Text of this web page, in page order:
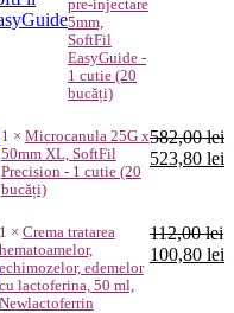
pre-injectare
5mm,
SoftFil
EasyGuide -
1 cutie (20
bucăți)
1 × Microcanula 25G x
50mm XL, SoftFil
Precision - 1 cutie (20
bucăți)
582,00lei
Prețul
582,00 lei.
523,80 lei
1 × Crema tratarea
hematoamelor,
echimozelor, edemelor
lactoferina, 50 ml,
Newlactoferrin
112,00lei
Prețul
100,80 lei